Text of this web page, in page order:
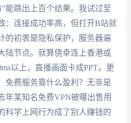
能跳出上百个结果。我试过至
：连接成功率高，但打开B站就
的初衷是隐私保护，服务器遍
陆节点。就算侥幸连上香港或
以上，直播画面卡成PPT。更
免费服务靠什么盈利？无非是
年某知名免费VPN被曝出售用
科学上网行为成了别人赚钱的